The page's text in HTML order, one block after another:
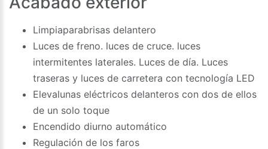
Limpiaparabrisas delantero
Luces de freno. luces de cruce. luces
intermitentes laterales. Luces de día. Luces
traseras y luces de carretera con tecnología LED
Elevalunas eléctricos delanteros con dos de ellos
de un solo toque
Encendido diurno automático
Regulación de los faros